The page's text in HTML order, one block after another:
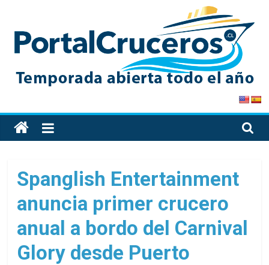
content
PortalCruceros
Toda
la
de
cruceros
en
un
solo
sitio
Spanglish Entertainment
anuncia primer crucero
anual a bordo del Carnival
Glory desde Puerto